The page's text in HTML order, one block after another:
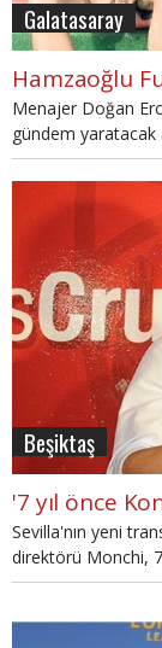
Galatasaray
Hamzaoğlu
Menajer Doğan
gündem yaratacak
Beşiktaş
Sevilla'nın yeni
direktörü Monchi, 7